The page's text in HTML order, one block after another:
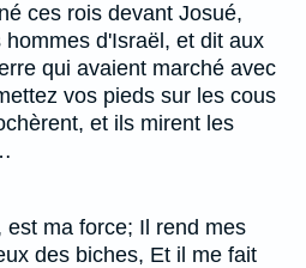
ces rois devant Josué,
d'Israël, et dit aux
qui avaient marché avec
vos pieds sur les cous
et ils mirent les
est ma force; Il rend mes
des biches, Et il me fait